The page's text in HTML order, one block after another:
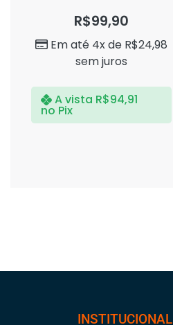
0
de
R$99,90
Em até 4x de R$24,98
sem juros
A vista R$94,91
no Pix
INSTITUCIONAL